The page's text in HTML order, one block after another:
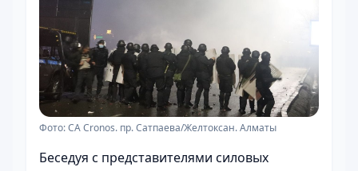
Фото: CA Cronos. пр. Сатпаева/Желтоксан. Алматы
Беседуя с представителями силовых